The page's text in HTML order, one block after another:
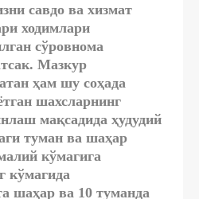
савдо ва хизмат
ходимлари
сўровнома
Мазкур
ҳам шу соҳада
шахсларнинг
мақсадида ҳудудий
туман ва шаҳар
кўмагига
кўмагида
шаҳар ва 10 туманда